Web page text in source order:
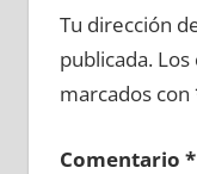
Tu dirección
publicada. Los
marcados con
Comentario *